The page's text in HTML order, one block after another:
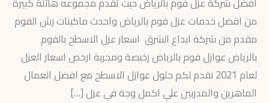
من افضل خدمات عزل فوم بالرياض واحدث ماكينات رش الفوم
مقدم من شركة ابداع الشرق اسعار عزل الاسطح بالفوم
بالرياض عوازل فوم بالرياض رخيصة ومجربة ارخص اسعار العزل
لعام 2021 نقدم لكم حلول عوازل الاسطح مع افضل العمال
الماهرين والمدربين علي اكمل وجة في عزل […]